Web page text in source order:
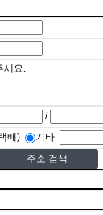
세요.
/
배) 기타
주소 검색